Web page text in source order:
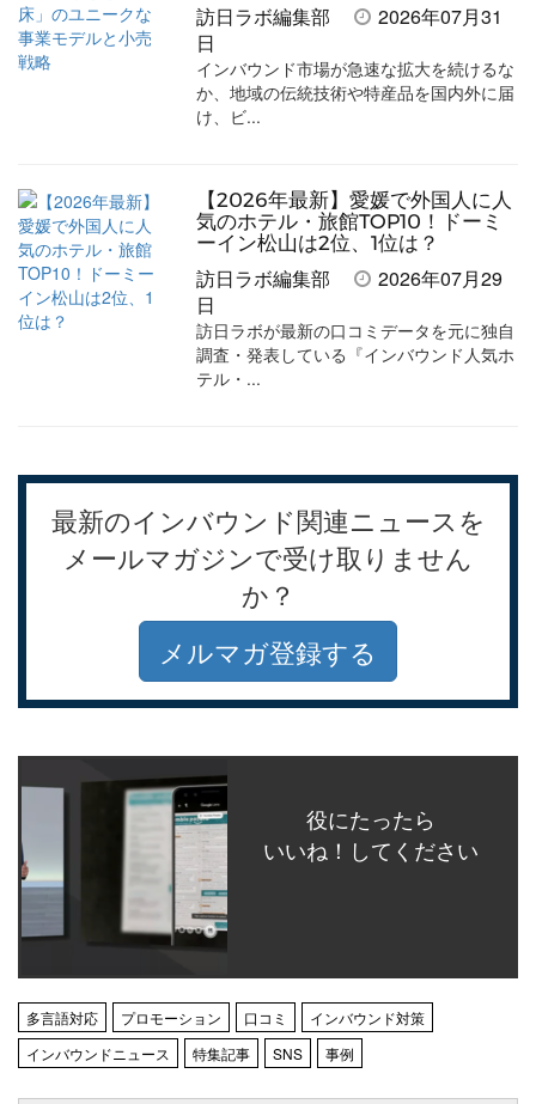
訪日ラボ編集部
2026年07月31
日
インバウンド市場が急速な拡大を続けるな
か、地域の伝統技術や特産品を国内外に届
け、ビ...
【2026年最新】愛媛で外国人に人
気のホテル・旅館TOP10！ドーミ
ーイン松山は2位、1位は？
訪日ラボ編集部
2026年07月29
日
訪日ラボが最新の口コミデータを元に独自
調査・発表している『インバウンド人気ホ
テル・...
最新のインバウンド関連ニュースを
メールマガジンで受け取りません
か？
メルマガ登録する
役にたったら
いいね！してください
多言語対応 プロモーション 口コミ
インバウンド対策
インバウンドニュース
特集記事 SNS 事例